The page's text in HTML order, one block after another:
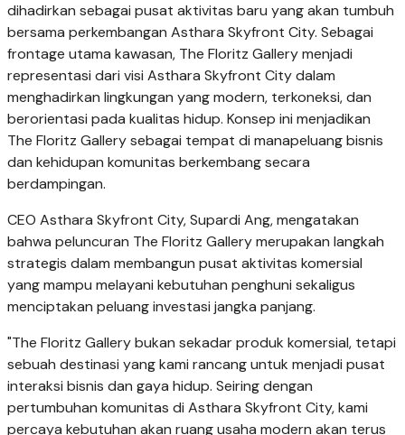
dihadirkan sebagai pusat aktivitas baru yang akan tumbuh
bersama perkembangan Asthara Skyfront City. Sebagai
frontage utama kawasan, The Floritz Gallery menjadi
representasi dari visi Asthara Skyfront City dalam
menghadirkan lingkungan yang modern, terkoneksi, dan
berorientasi pada kualitas hidup. Konsep ini menjadikan
The Floritz Gallery sebagai tempat di manapeluang bisnis
dan kehidupan komunitas berkembang secara
berdampingan.
CEO Asthara Skyfront City, Supardi Ang, mengatakan
bahwa peluncuran The Floritz Gallerymerupakan langkah
strategis dalam membangun pusat aktivitas komersial
yang mampu melayani kebutuhan penghuni sekaligus
menciptakan peluang investasi jangka panjang.
"The Floritz Gallery bukan sekadar produk komersial, tetapi
sebuah destinasi yang kami rancang untuk menjadi pusat
interaksi bisnis dan gaya hidup. Seiring dengan
pertumbuhan komunitas di Asthara Skyfront City, kami
percaya kebutuhan akan ruang usaha modern akan terus